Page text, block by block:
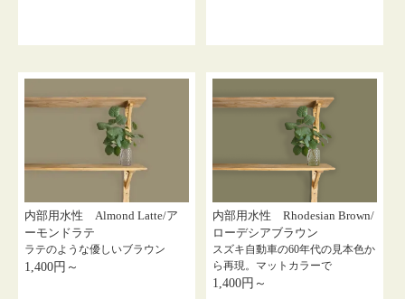
内部用水性 Almond Latte/ア
ーモンドラテ
ラテのような優しいブラウン
1,400円～
内部用水性 Rhodesian Brown/
ローデシアブラウン
スズキ自動車の60年代の見本色か
ら再現。マットカラーで
1,400円～